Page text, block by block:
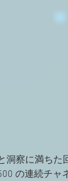
洞察に満ちた
の連続チャ